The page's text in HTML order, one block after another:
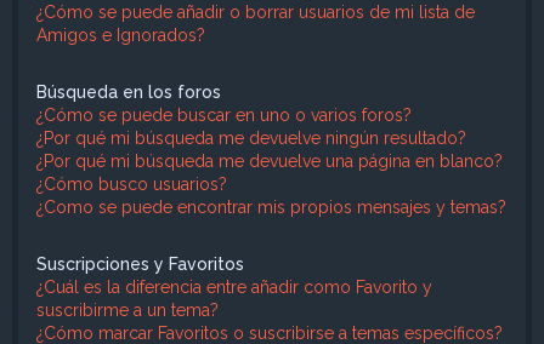
¿Cómo se puede añadir o borrar usuarios de mi lista de
Amigos e Ignorados?
Búsqueda en los foros
¿Cómo se puede buscar en uno o varios foros?
¿Por qué mi búsqueda me devuelve ningún resultado?
¿Por qué mi búsqueda me devuelve una página en blanco?
¿Cómo busco usuarios?
¿Como se puede encontrar mis propios mensajes y temas?
Suscripciones y Favoritos
¿Cuál es la diferencia entre añadir como Favorito y
suscribirme a un tema?
¿Cómo marcar Favoritos o suscribirse a temas específicos?